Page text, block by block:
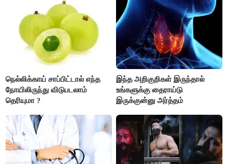
நெல்லிக்காய் சாப்பிட்டால் எந்த
நோயிலிருந்து விடுபடலாம்
தெரியுமா ?
இந்த அறிகுறிகள் இருந்தால்
உங்களுக்கு தைராய்டு
இருக்குன்னு அர்த்தம்